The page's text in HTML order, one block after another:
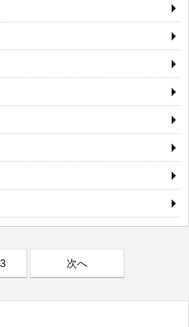
3 次へ